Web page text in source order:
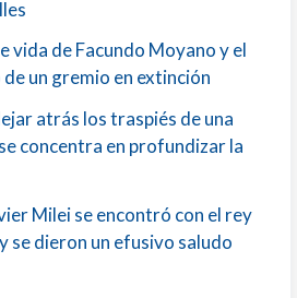
vida de Facundo Moyano y el
un gremio en extinción
atrás los traspiés de una
concentra en profundizar la
Milei se encontró con el rey
se dieron un efusivo saludo